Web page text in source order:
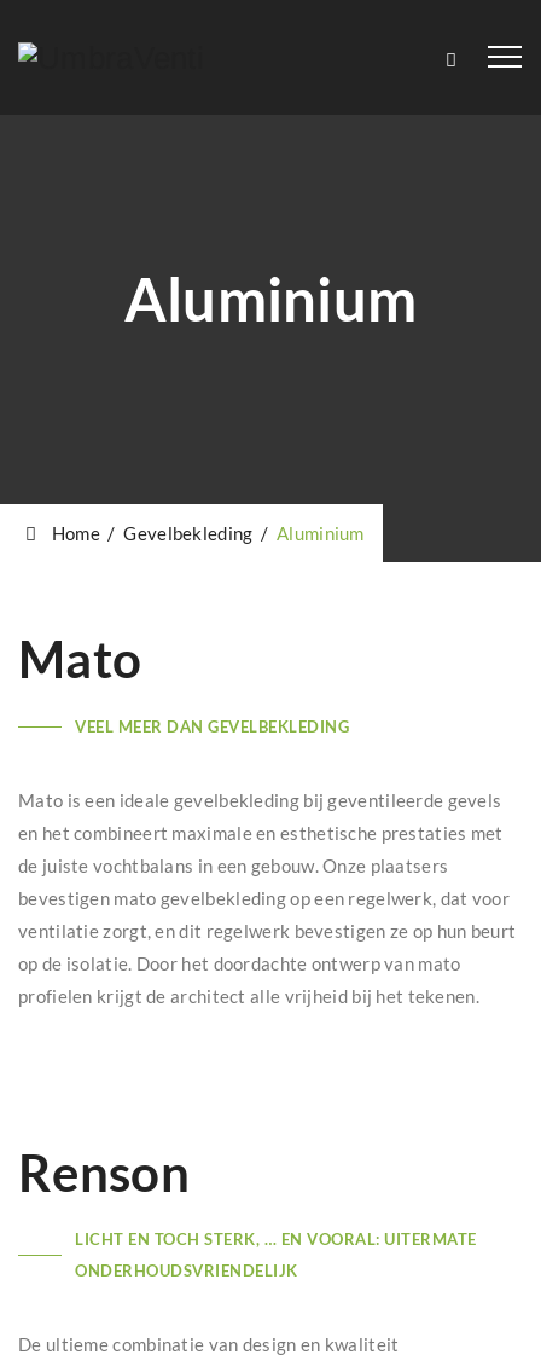
Aluminium
Home/Gevelbekleding /Aluminium
Mato
VEEL MEER DAN GEVELBEKLEDING
Mato is een ideale gevelbekleding bij geventileerde gevels
en het combineert maximale en esthetische prestaties met
de juiste vochtbalans in een gebouw. Onze plaatsers
bevestigen mato gevelbekleding op een regelwerk, dat voor
ventilatie zorgt, en dit regelwerk bevestigen ze op hun beurt
op de isolatie. Door het doordachte ontwerp van mato
profielen krijgt de architect alle vrijheid bij het tekenen.
Renson
LICHT EN TOCH STERK, … EN VOORAL: UITERMATE
ONDERHOUDSVRIENDELIJK
De ultieme combinatie van design en kwaliteit